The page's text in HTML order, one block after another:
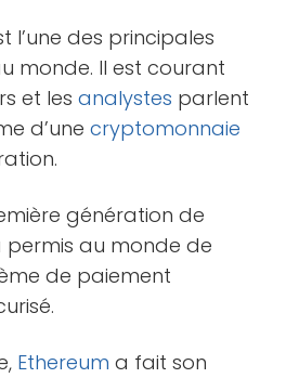
l’une des principales
monde. Il est courant
et les analystes parlent
d’une cryptomonnaie
génération de
permis au monde de
de paiement
Ethereum a fait son